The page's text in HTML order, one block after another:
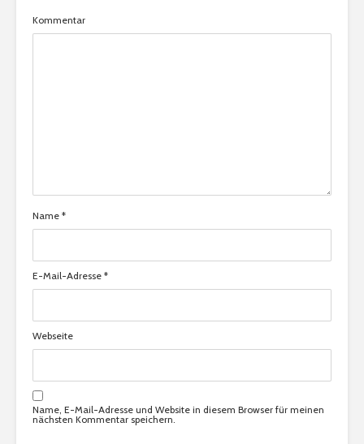
Kommentar
Name *
E-Mail-Adresse *
Webseite
Name, E-Mail-Adresse und Website in diesem Browser für meinen
nächsten Kommentar speichern.